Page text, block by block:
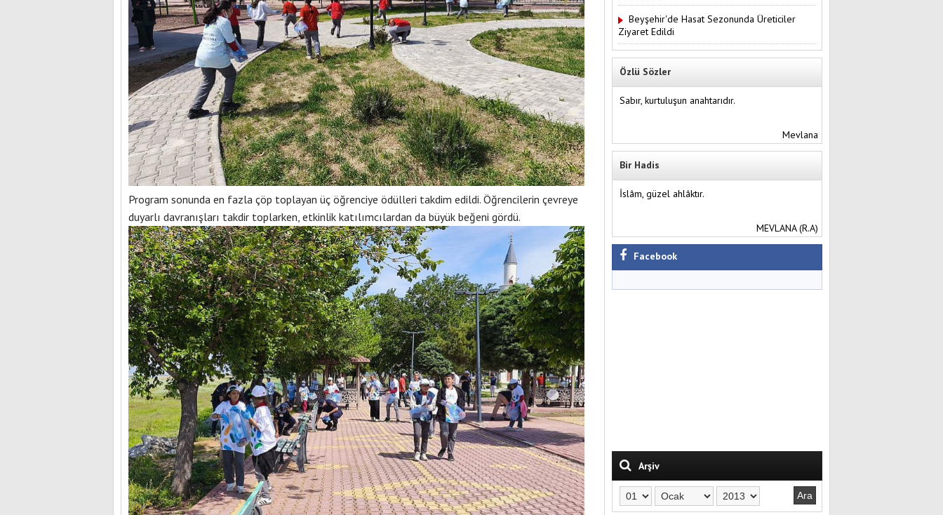
Program sonunda en fazla çöp toplayan üç öğrenciye ödülleri takdim edildi. Öğrencilerin çevreye
duyarlı davranışları takdir toplarken, etkinlik katılımcılardan da büyük beğeni gördü.
Beyşehir'de Hasat Sezonunda Üreticiler
Ziyaret Edildi
Özlü Sözler
Sabır, kurtuluşun anahtarıdır.
Mevlana
Bir Hadis
İslâm, güzel ahlâktır.
MEVLANA (R.A)
Facebook
Arşiv